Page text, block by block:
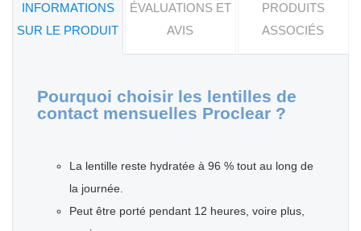
INFORMATIONS
SUR LE PRODUIT
ÉVALUATIONS ET
AVIS
PRODUITS
ASSOCIÉS
Pourquoi choisir les lentilles de
contact mensuelles Proclear ?
La lentille reste hydratée à 96 % tout au long de
la journée.
Peut être porté pendant 12 heures, voire plus,